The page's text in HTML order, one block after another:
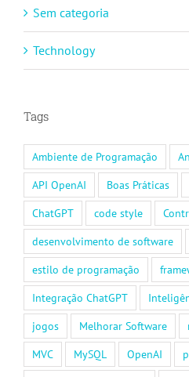
Sem categoria
Technology
Tags
Ambiente de Programação
API OpenAI
Boas Práticas
ChatGPT
code style
desenvolvimento de software
estilo de programação
Integração ChatGPT
jogos
Melhorar Software
MVC
MySQL OpenAI